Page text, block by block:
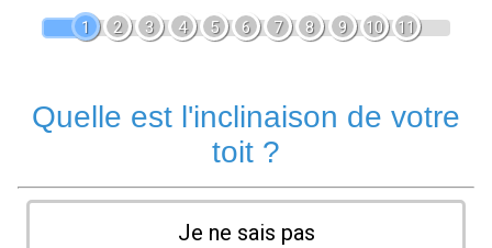
1 2 3 4 5 6 7 8 9 10 11
Quelle est l'inclinaison de votre
toit ?
Je ne sais pas